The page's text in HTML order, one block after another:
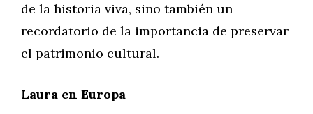
de la historia viva, sino también un
recordatorio de la importancia de preservar
el patrimonio cultural.
Laura en Europa